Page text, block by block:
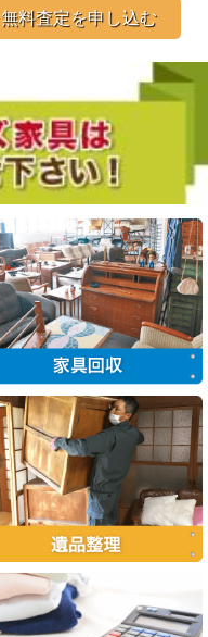
無料査定を申し込む